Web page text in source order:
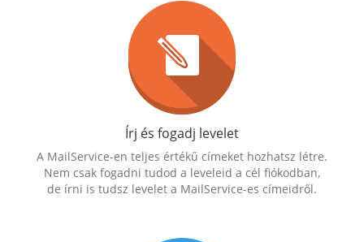
Írj és fogadj levelet
A MailService-en teljes értékű címeket hozhatsz létre.
Nem csak fogadni tudod a leveleid a cél fiókodban,
de írni is tudsz levelet a MailService-es címeidről.